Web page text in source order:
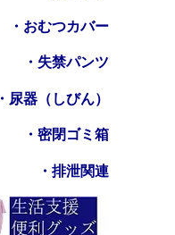
・おむつカバー
・失禁パンツ
・尿器（しびん）
・密閉ゴミ箱
・排泄関連